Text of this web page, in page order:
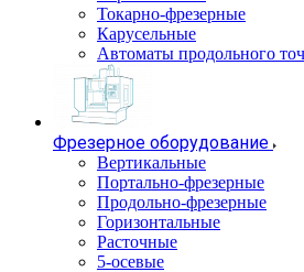
Токарно-фрезерные
Карусельные
Автоматы продольного
Фрезерное оборудование
Вертикальные
Портально-фрезерные
Продольно-фрезерные
Горизонтальные
Расточные
5-осевые